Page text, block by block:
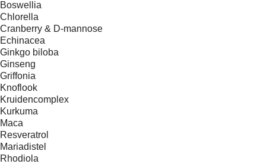
Boswellia
Chlorella
Cranberry & D-mannose
Echinacea
Ginkgo biloba
Ginseng
Griffonia
Knoflook
Kruidencomplex
Kurkuma
Maca
Resveratrol
Mariadistel
Rhodiola